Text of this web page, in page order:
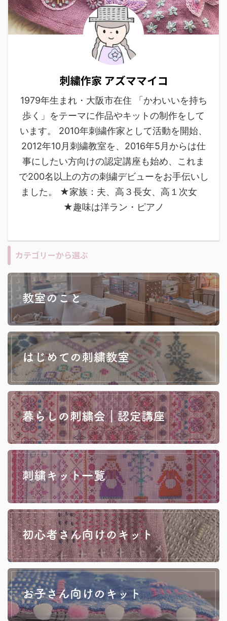
刺繍作家 アズママイコ
1979年生まれ・大阪市在住 「かわいいを持ち
歩く」をテーマに作品やキットの制作をして
います。 2010年刺繍作家として活動を開始、
2012年10月刺繍教室を、2016年5月からは仕
事にしたい方向けの認定講座も始め、これま
で200名以上の方の刺繍デビューをお手伝いし
ました。 ★家族：夫、高３長女、高１次女
★趣味は洋ラン・ピアノ
カテゴリーから選ぶ